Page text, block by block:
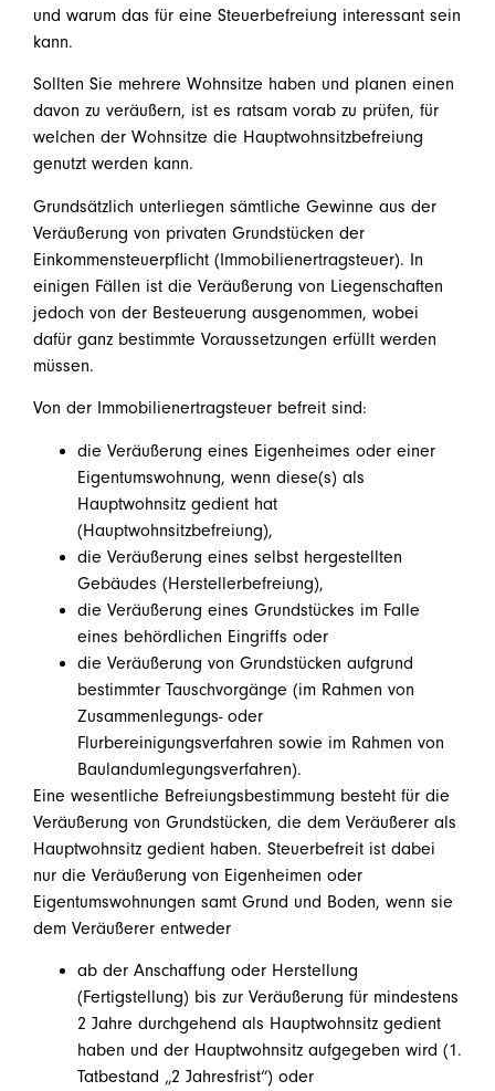
und warum das für eine Steuerbefreiung interessant sein
kann.
Sollten Sie mehrere Wohnsitze haben und planen einen
davon zu veräußern, ist es ratsam vorab zu prüfen, für
welchen der Wohnsitze die Hauptwohnsitzbefreiung
genutzt werden kann.
Grundsätzlich unterliegen sämtliche Gewinne aus der
Veräußerung von privaten Grundstücken der
Einkommensteuerpflicht (Immobilienertragsteuer). In
einigen Fällen ist die Veräußerung von Liegenschaften
jedoch von der Besteuerung ausgenommen, wobei
dafür ganz bestimmte Voraussetzungen erfüllt werden
müssen.
Von der Immobilienertragsteuer befreit sind:
die Veräußerung eines Eigenheimes oder einer
Eigentumswohnung, wenn diese(s) als
Hauptwohnsitz gedient hat
(Hauptwohnsitzbefreiung),
die Veräußerung eines selbst hergestellten
Gebäudes (Herstellerbefreiung),
die Veräußerung eines Grundstückes im Falle
eines behördlichen Eingriffs oder
die Veräußerung von Grundstücken aufgrund
bestimmter Tauschvorgänge (im Rahmen von
Zusammenlegungs- oder
Flurbereinigungsverfahren sowie im Rahmen von
Baulandumlegungsverfahren).
Eine wesentliche Befreiungsbestimmung besteht für die
Veräußerung von Grundstücken, die dem Veräußerer als
Hauptwohnsitz gedient haben. Steuerbefreit ist dabei
nur die Veräußerung von Eigenheimen oder
Eigentumswohnungen samt Grund und Boden, wenn sie
dem Veräußerer entweder
ab der Anschaffung oder Herstellung
(Fertigstellung) bis zur Veräußerung für mindestens
2 Jahre durchgehend als Hauptwohnsitz gedient
haben und der Hauptwohnsitz aufgegeben wird (1.
Tatbestand „2 Jahresfrist“) oder